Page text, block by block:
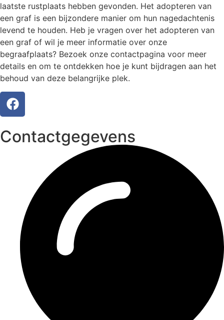
laatste rustplaats hebben gevonden. Het adopteren van
een graf is een bijzondere manier om hun nagedachtenis
levend te houden. Heb je vragen over het adopteren van
een graf of wil je meer informatie over onze
begraafplaats? Bezoek onze contactpagina voor meer
details en om te ontdekken hoe je kunt bijdragen aan het
behoud van deze belangrijke plek.
Contactgegevens